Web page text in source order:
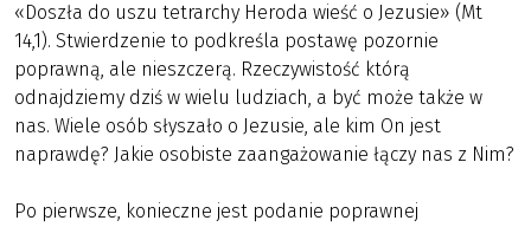
«Doszła do uszu tetrarchy Heroda wieść o Jezusie» (Mt
14,1). Stwierdzenie to podkreśla postawę pozornie
poprawną, ale nieszczerą. Rzeczywistość którą
odnajdziemy dziś w wielu ludziach, a być może także w
nas. Wiele osób słyszało o Jezusie, ale kim On jest
naprawdę? Jakie osobiste zaangażowanie łączy nas z Nim?
Po pierwsze, konieczne jest podanie poprawnej